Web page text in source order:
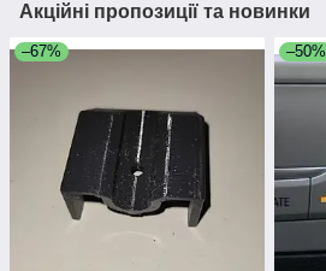
Акційні пропозиції та новинки
–67% –50%